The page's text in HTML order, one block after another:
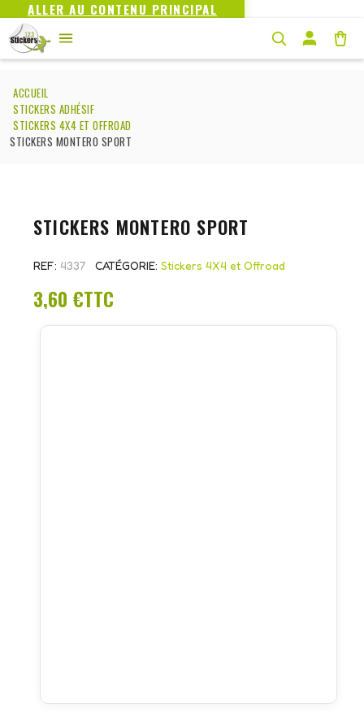
ALLER AU CONTENU PRINCIPAL
ACCUEIL
STICKERS ADHÉSIF
STICKERS 4X4 ET OFFROAD
STICKERS MONTERO SPORT
STICKERS MONTERO SPORT
REF 4337 CATÉGORIE Stickers 4X4 et Offroad
3,60 €TTC